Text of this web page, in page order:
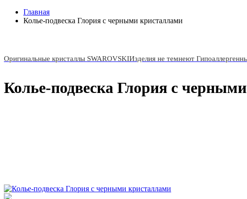
Главная
Колье-подвеска Глория с черными кристаллами
Оригинальные кристаллы SWAROVSKIИзделия не темнеют
Колье-подвеска Глория с